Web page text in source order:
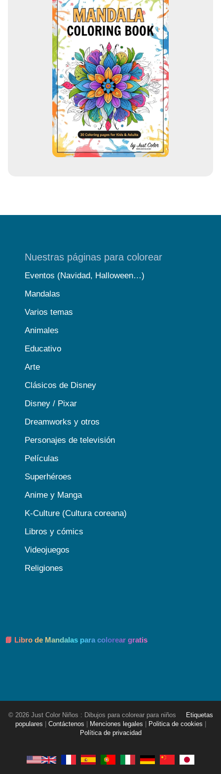
Nuestras páginas para colorear
Eventos (Navidad, Halloween…)
Mandalas
Varios temas
Animales
Educativo
Arte
Clásicos de Disney
Disney / Pixar
Dreamworks y otros
Personajes de televisión
Películas
Superhéroes
Anime y Manga
K-Culture (Cultura coreana)
Libros y cómics
Videojuegos
Religiones
📘 Libro de Mandalas para colorear gratis
© 2026 Just Color Niños : Dibujos para colorear para niños
Etiquetas
populares
Contáctenos Menciones legales Politica de cookies
Política de privacidad